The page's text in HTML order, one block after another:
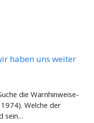
haben uns weiter
die Warnhinweise-
Welche der
sein…